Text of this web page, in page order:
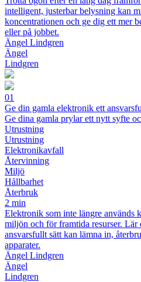
intelligent, justerbar belysning kan
koncentrationen och ge dig ett mer
eller på jobbet.
Ängel Lindgren
Ängel
Lindgren
01
Ge din gamla elektronik ett
Ge dina gamla prylar ett nytt syfte
Utrustning
Utrustning
Elektronikavfall
Återvinning
Miljö
Hållbarhet
Återbruk
2 min
Elektronik som inte längre används
miljön och för framtida resurser. Lär
ansvarsfullt sätt kan lämna in,
apparater.
Ängel Lindgren
Ängel
Lindgren